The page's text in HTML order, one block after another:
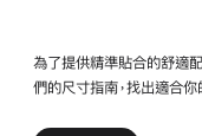
為了提供精準貼合的舒適
們的尺寸指南，找出適合你